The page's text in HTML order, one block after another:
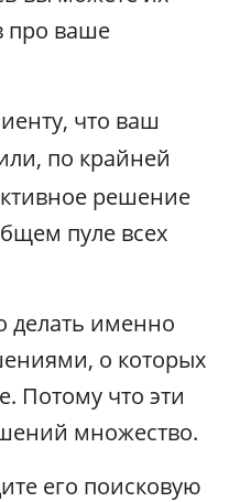
про ваше
что ваш
по крайней
решение
пуле всех
делать именно
о которых
Потому что эти
множество.
его поисковую